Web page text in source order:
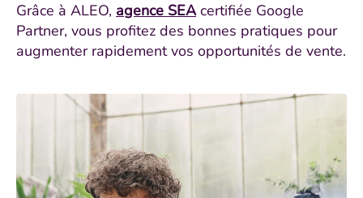
Grâce à ALEO, agence SEAcertifiée Google
Partner, vous profitez des bonnes pratiques pour
augmenter rapidement vos opportunités de vente.